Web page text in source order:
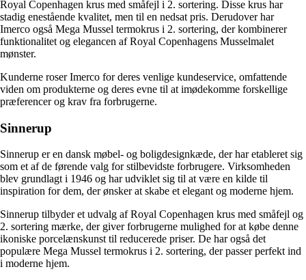
Royal Copenhagen krus med småfejl i 2. sortering. Disse krus har
stadig enestående kvalitet, men til en nedsat pris. Derudover har
Imerco også Mega Mussel termokrus i 2. sortering, der kombinerer
funktionalitet og elegancen af Royal Copenhagens Musselmalet
mønster.
Kunderne roser Imerco for deres venlige kundeservice, omfattende
viden om produkterne og deres evne til at imødekomme forskellige
præferencer og krav fra forbrugerne.
Sinnerup
Sinnerup er en dansk møbel- og boligdesignkæde, der har etableret sig
som et af de førende valg for stilbevidste forbrugere. Virksomheden
blev grundlagt i 1946 og har udviklet sig til at være en kilde til
inspiration for dem, der ønsker at skabe et elegant og moderne hjem.
Sinnerup tilbyder et udvalg af Royal Copenhagen krus med småfejl og
2. sortering mærke, der giver forbrugerne mulighed for at købe denne
ikoniske porcelænskunst til reducerede priser. De har også det
populære Mega Mussel termokrus i 2. sortering, der passer perfekt ind
i moderne hjem.